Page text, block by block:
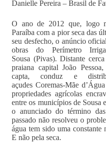
Danielle Pereira – Brasil de
O ano de 2012 que, logo
Paraíba com a pior seca das
seu desfecho, o anúncio
obras do Perímetro
Sousa (Pivas). Distante
praiana capital João
capta, conduz e
açudes Coremas-Mãe
propriedades agrícolas
entre os municípios de Sousa
o anunciado do término
passado não resolveu o
água tem sido uma constante
E não pela seca.